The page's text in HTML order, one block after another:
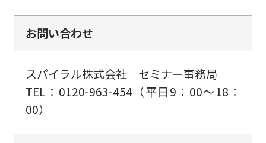
お問い合わせ
スパイラル株式会社 セミナー事務局
TEL：0120-963-454（平日9：00～18：
00）